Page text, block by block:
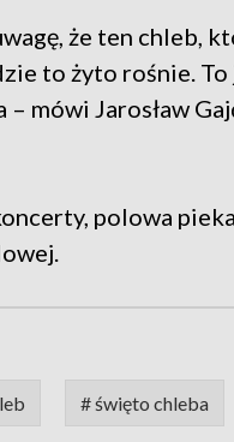
że ten chleb,
to żyto rośnie.
mówi Jarosław
polowa
# święto chleba